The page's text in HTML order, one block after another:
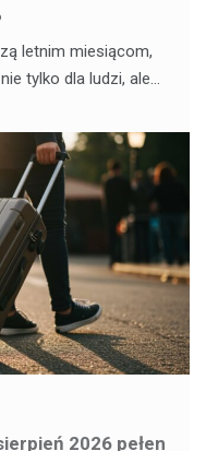
letnim miesiącom,
tylko dla ludzi, ale…
2026 pełen